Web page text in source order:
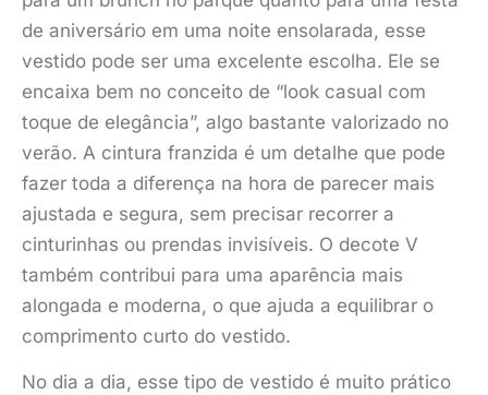
de aniversário em uma noite ensolarada, esse
vestido pode ser uma excelente escolha. Ele se
encaixa bem no conceito de “look casual com
toque de elegância”, algo bastante valorizado no
verão. A cintura franzida é um detalhe que pode
fazer toda a diferença na hora de parecer mais
ajustada e segura, sem precisar recorrer a
cinturinhas ou prendas invisíveis. O decote V
também contribui para uma aparência mais
alongada e moderna, o que ajuda a equilibrar o
comprimento curto do vestido.
No dia a dia, esse tipo de vestido é muito prático